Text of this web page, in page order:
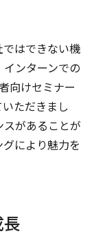
はできない機
ンターンでの
向けセミナー
ただきまし
があることが
により魅力を